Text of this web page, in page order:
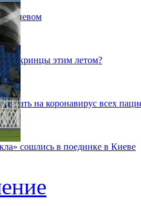
Киевом
укринцы этим летом?
на коронавирус всех
сошлись в поединке в Киеве